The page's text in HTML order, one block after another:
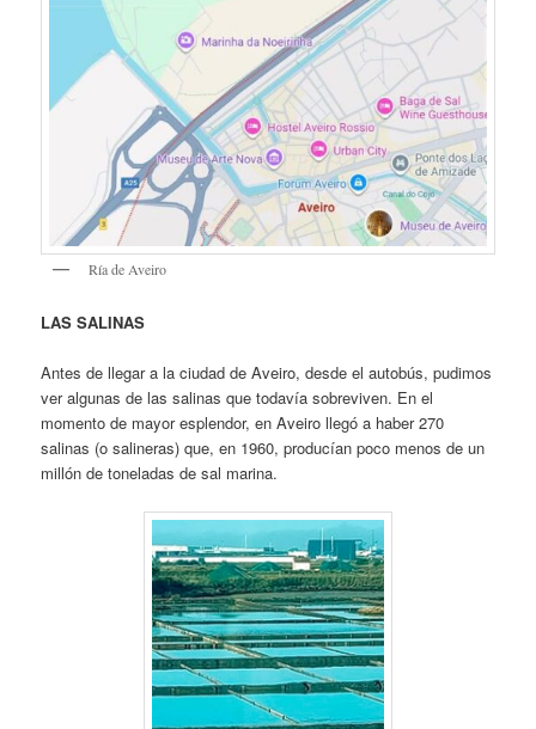
Ría de Aveiro
LAS SALINAS
Antes de llegar a la ciudad de Aveiro, desde el autobús, pudimos
ver algunas de las salinas que todavía sobreviven. En el
momento de mayor esplendor, en Aveiro llegó a haber 270
salinas (o salineras) que, en 1960, producían poco menos de un
millón de toneladas de sal marina.